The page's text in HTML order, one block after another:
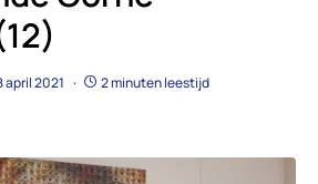
april 2021
2 minuten leestijd